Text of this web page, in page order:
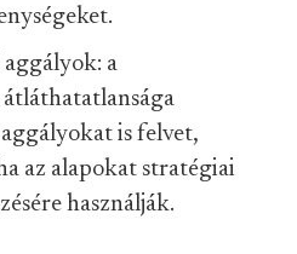
a
is felvet,
az alapokat stratégiai
használják.